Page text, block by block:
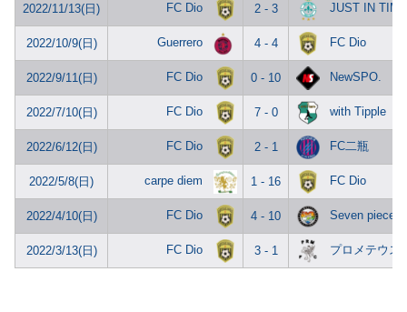
2022/11/13(日) FC Dio 2 - 3 JUST IN TIME
2022/10/9(日) Guerrero 4 - 4 FC Dio
2022/9/11(日) FC Dio 0 - 10 NewSPO.
2022/7/10(日) FC Dio 7 - 0 with Tipple
2022/6/12(日) FC Dio 2 - 1 FC二瓶
2022/5/8(日) carpe diem 1 - 16 FC Dio
2022/4/10(日) FC Dio 4 - 10 Seven piece
2022/3/13(日) FC Dio 3 - 1 プロメテウス